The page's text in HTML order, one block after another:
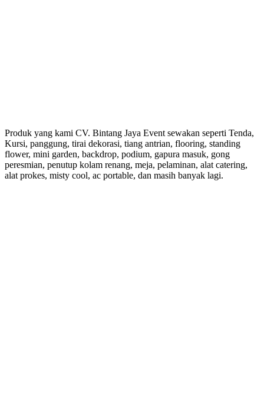
Produk yang kami CV. Bintang Jaya Event sewakan seperti Tenda,
Kursi, panggung, tirai dekorasi, tiang antrian, flooring, standing
flower, mini garden, backdrop, podium, gapura masuk, gong
peresmian, penutup kolam renang, meja, pelaminan, alat catering,
alat prokes, misty cool, ac portable, dan masih banyak lagi.